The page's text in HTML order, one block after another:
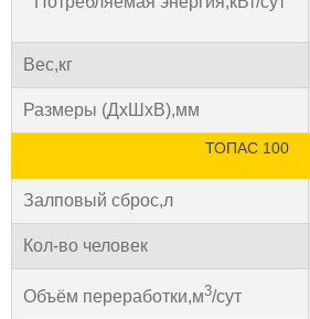
Вес,кг
Размеры (ДхШхВ),мм
ТОПАС 100
Залповый сброс,л
Кол-во человек
Объём переработки,м3/сут